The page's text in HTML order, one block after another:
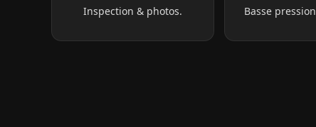
Inspection & photos. Basse